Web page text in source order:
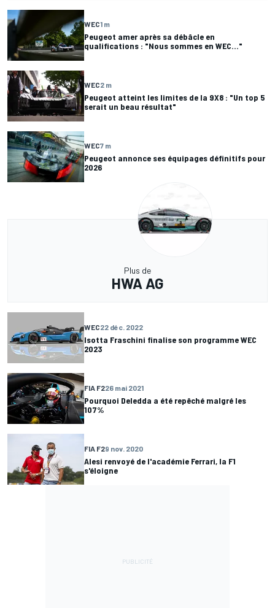
WEC1 m
Peugeot amer après sa débâcle en
qualifications : "Nous sommes en WEC..."
WEC2 m
Peugeot atteint les limites de la 9X8 : "Un top 5
serait un beau résultat"
WEC7 m
Peugeot annonce ses équipages définitifs pour
2026
Plus de
HWA AG
WEC22 déc. 2022
Isotta Fraschini finalise son programme WEC
2023
FIA F226 mai 2021
Pourquoi Deledda a été repêché malgré les
107%
FIA F29 nov. 2020
Alesi renvoyé de l'académie Ferrari, la F1
s'éloigne